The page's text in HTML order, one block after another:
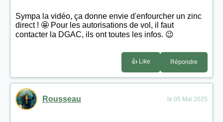
Sympa la vidéo, ça donne envie d'enfourcher un zinc
direct ! 🤩 Pour les autorisations de vol, il faut
contacter la DGAC, ils ont toutes les infos. 😉
👍 Like Répondre
Rousseau le 05 Mai 2025